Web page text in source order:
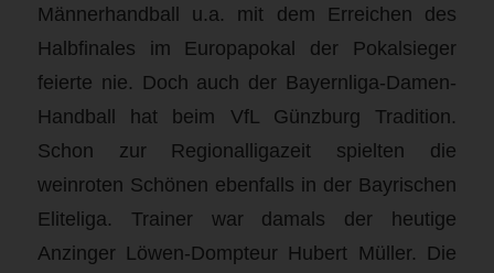
Männerhandball u.a. mit dem Erreichen des
Halbfinales im Europapokal der Pokalsieger
feierte nie. Doch auch der Bayernliga-Damen-
Handball hat beim VfL Günzburg Tradition.
Schon zur Regionalligazeit spielten die
weinroten Schönen ebenfalls in der Bayrischen
Eliteliga. Trainer war damals der heutige
Anzinger Löwen-Dompteur Hubert Müller. Die